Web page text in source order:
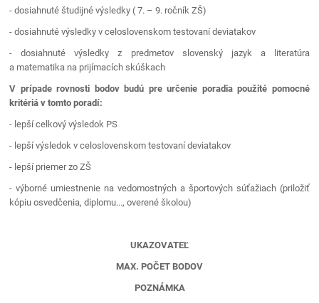
- dosiahnuté študijné výsledky ( 7. – 9. ročník ZŠ)
- dosiahnuté výsledky v celoslovenskom testovaní deviatakov
- dosiahnuté výsledky z predmetov slovenský jazyk a literatúra
a matematika na prijímacích skúškach
V prípade rovnosti bodov budú pre určenie poradia použité pomocné
kritériá v tomto poradí:
- lepší celkový výsledok PS
- lepší výsledok v celoslovenskom testovaní deviatakov
- lepší priemer zo ZŠ
- výborné umiestnenie na vedomostných a športových súťažiach (priložiť
kópiu osvedčenia, diplomu..., overené školou)
UKAZOVATEĽ
MAX. POČET BODOV
POZNÁMKA